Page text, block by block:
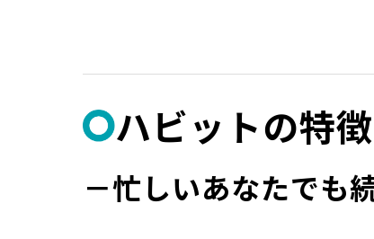
ハビットの特徴
－忙しいあなたでも